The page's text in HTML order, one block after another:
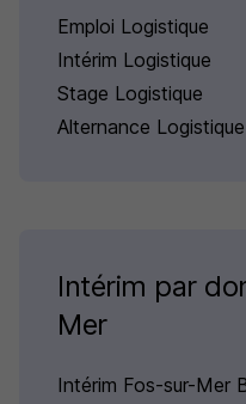
Emploi Logistique
Intérim Logistique
Stage Logistique
Alternance Logistique
Intérim par
Mer
Intérim Fos-sur-Mer